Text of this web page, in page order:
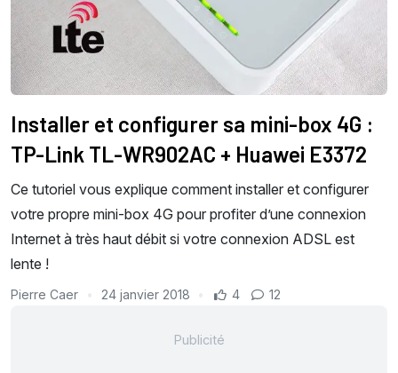
Installer et configurer sa mini-box 4G :
TP-Link TL-WR902AC + Huawei E3372
Ce tutoriel vous explique comment installer et configurer
votre propre mini-box 4G pour profiter d’une connexion
Internet à très haut débit si votre connexion ADSL est
lente !
Pierre Caer 24 janvier 2018 4 12